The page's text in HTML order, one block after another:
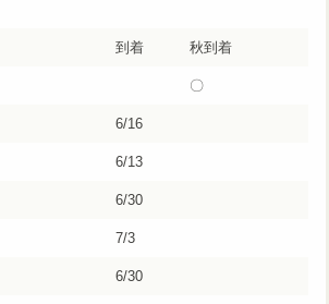
到着 秋到着
〇
6/16
6/13
6/30
7/3
6/30